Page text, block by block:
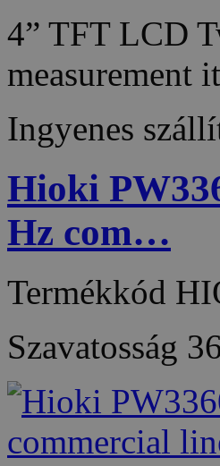
4” TFT LCD
measurement
Ingyenes
Hioki
Hz com…
Termékkód
Szavatosság